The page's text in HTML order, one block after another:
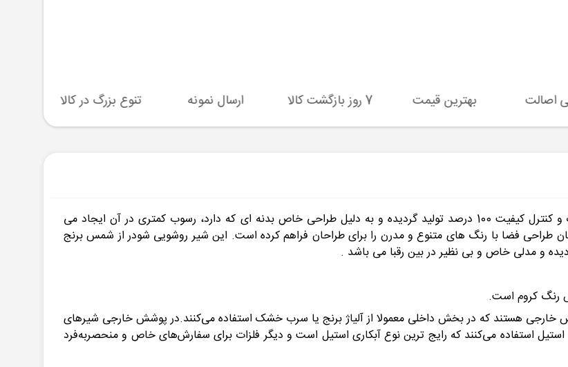
اصالت بهترین قیمت 7 روز بازگشت کالا ارسال نمونه تنوع بزرگ در کالا
مدل دانته کروم با برخورداری از ساختار ارگونومیک و کنترل کیفیت 100 درصد تولید گردیده و به دلیل طراحی خاص بدنه ای که دارد، رسوب کمتری در آن ایجاد می
طراحی فضا با رنگ های متنوع و مدرن را برای طراحان فراهم کرده است. این شیر روشویی شودر از شمس برنج
و مدلی خاص و بی نظیر در بین رقبا می باشد .
رنگ کروم است.
هستند که در بخش داخلی معمولا از آلیاژ برنج یا سرب خشک استفاده می‌کنند.در پوشش خارجی شیرهای
استیل استفاده می‌کنند که رایج ترین نوع آبکاری استیل است و دیگر فلزات برای سفارش‌های خاص و منحصربه‌فرد